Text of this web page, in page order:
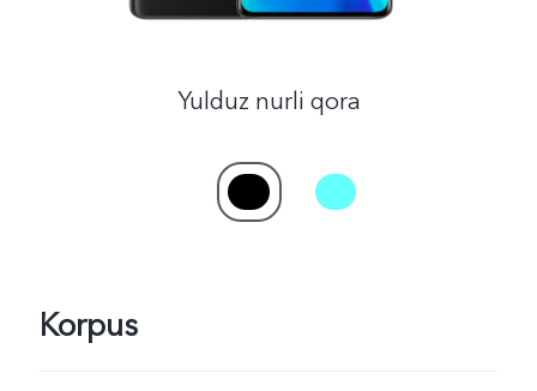
Yulduz nurli qora
Korpus